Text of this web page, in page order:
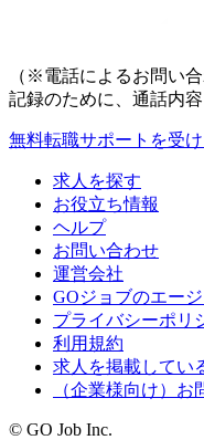
（※電話によるお問い
記録のために、通話内
無料転職サポートを受け
求人を探す
お役立ち情報
ヘルプ
お問い合わせ
運営会社
GOジョブのエー
プライバシーポリ
利用規約
求人を掲載してい
（企業様向け）お
© GO Job Inc.